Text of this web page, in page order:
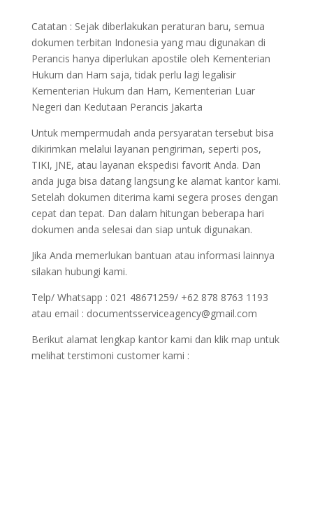
Catatan : Sejak diberlakukan peraturan baru, semua
dokumen terbitan Indonesia yang mau digunakan di
Perancis hanya diperlukan apostile oleh Kementerian
Hukum dan Ham saja, tidak perlu lagi legalisir
Kementerian Hukum dan Ham, Kementerian Luar
Negeri dan Kedutaan Perancis Jakarta
Untuk mempermudah anda persyaratan tersebut bisa
dikirimkan melalui layanan pengiriman, seperti pos,
TIKI, JNE, atau layanan ekspedisi favorit Anda. Dan
anda juga bisa datang langsung ke alamat kantor kami.
Setelah dokumen diterima kami segera proses dengan
cepat dan tepat. Dan dalam hitungan beberapa hari
dokumen anda selesai dan siap untuk digunakan.
Jika Anda memerlukan bantuan atau informasi lainnya
silakan hubungi kami.
Telp/ Whatsapp : 021 48671259/ +62 878 8763 1193
atau email : documentsserviceagency@gmail.com
Berikut alamat lengkap kantor kami dan klik map untuk
melihat terstimoni customer kami :